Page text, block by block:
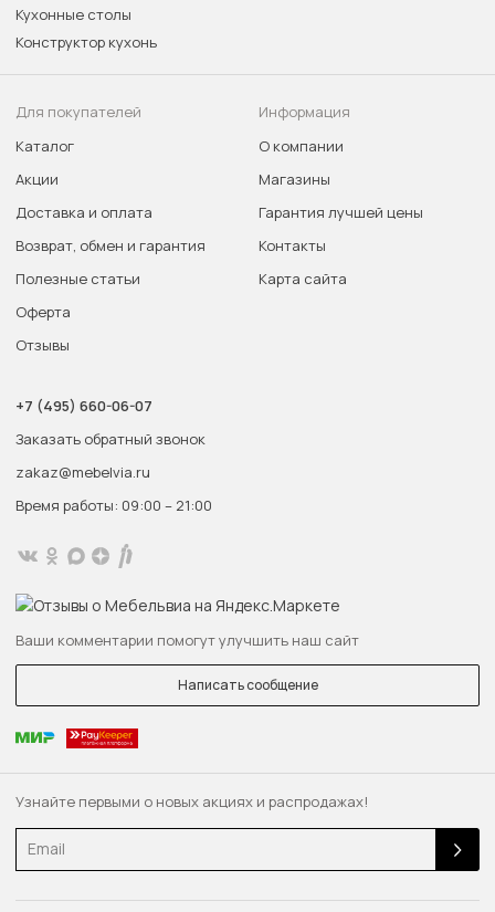
Узнайте первыми о новых акциях и распродажах!
Кухонные столы
Конструктор кухонь
Для покупателей
Каталог
Акции
Доставка и оплата
Возврат, обмен и гарантия
Полезные статьи
Оферта
Отзывы
Информация
О компании
Магазины
Гарантия лучшей цены
Контакты
Карта сайта
+7 (495) 660-06-07
Заказать обратный звонок
zakaz@mebelvia.ru
Время работы: 09:00 – 21:00
Ваши комментарии помогут улучшить наш сайт
Написать сообщение